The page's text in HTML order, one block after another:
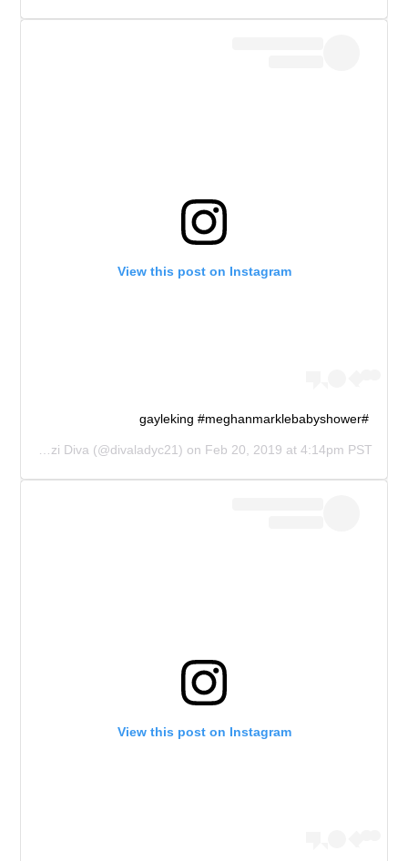
View this post on Instagram
#gayleking #meghanmarklebabyshower
positive paparazzi Diva(@divaladyc21) on Feb 20, 2019 at 4:14pm PST
View this post on Instagram